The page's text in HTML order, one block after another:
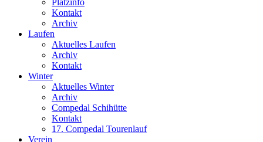
Platzinfo
Kontakt
Archiv
Laufen
Aktuelles Laufen
Archiv
Kontakt
Winter
Aktuelles Winter
Archiv
Compedal Schihütte
Kontakt
17. Compedal Tourenlauf
Verein